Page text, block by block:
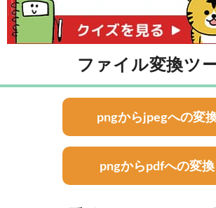
ファイル変換ツ
pngからjpegへの変
pngからpdfへの変換